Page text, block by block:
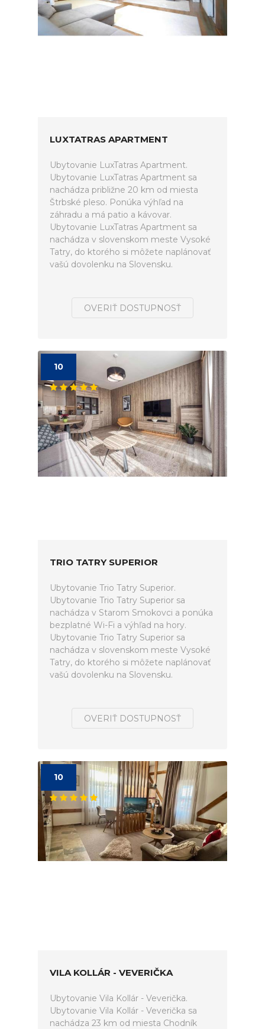
LUXTATRAS APARTMENT
Ubytovanie LuxTatras Apartment.
Ubytovanie LuxTatras Apartment sa
nachádza približne 20 km od miesta
Štrbské pleso. Ponúka výhľad na
záhradu a má patio a kávovar.
Ubytovanie LuxTatras Apartment sa
nachádza v slovenskom meste Vysoké
Tatry, do ktorého si môžete naplánovať
vašú dovolenku na Slovensku.
OVERIŤ DOSTUPNOSŤ
10
TRIO TATRY SUPERIOR
Ubytovanie Trio Tatry Superior.
Ubytovanie Trio Tatry Superior sa
nachádza v Starom Smokovci a ponúka
bezplatné Wi-Fi a výhľad na hory.
Ubytovanie Trio Tatry Superior sa
nachádza v slovenskom meste Vysoké
Tatry, do ktorého si môžete naplánovať
vašú dovolenku na Slovensku.
OVERIŤ DOSTUPNOSŤ
10
VILA KOLLÁR - VEVERIČKA
Ubytovanie Vila Kollár - Veverička.
Ubytovanie Vila Kollár - Veverička sa
nachádza 23 km od miesta Chodník